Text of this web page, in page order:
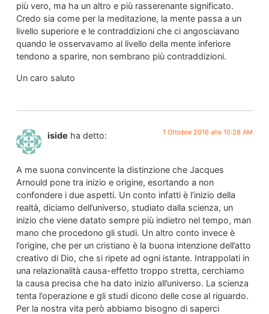
più vero, ma ha un altro e più rasserenante significato.
Credo sia come per la meditazione, la mente passa a un
livello superiore e le contraddizioni che ci angosciavano
quando le osservavamo al livello della mente inferiore
tendono a sparire, non sembrano più contraddizioni.
Un caro saluto
iside ha detto: 1 Ottobre 2016 alle 10:28 AM
A me suona convincente la distinzione che Jacques
Arnould pone tra inizio e origine, esortando a non
confondere i due aspetti. Un conto infatti è l’inizio della
realtà, diciamo dell’universo, studiato dalla scienza, un
inizio che viene datato sempre più indietro nel tempo, man
mano che procedono gli studi. Un altro conto invece è
l’origine, che per un cristiano è la buona intenzione dell’atto
creativo di Dio, che si ripete ad ogni istante. Intrappolati in
una relazionalità causa-effetto troppo stretta, cerchiamo
la causa precisa che ha dato inizio all’universo. La scienza
tenta l’operazione e gli studi dicono delle cose al riguardo.
Per la nostra vita però abbiamo bisogno di saperci